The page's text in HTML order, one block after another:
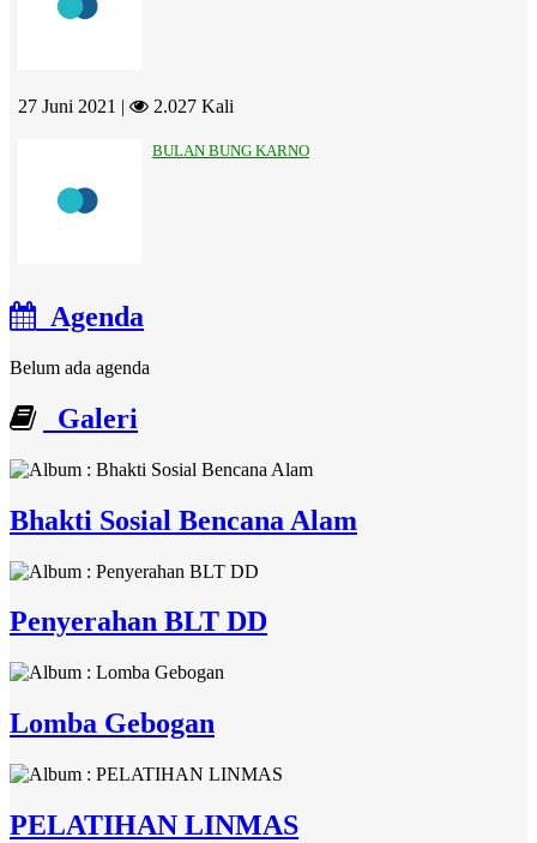
27 Juni 2021 | 2.027 Kali
BULAN BUNG KARNO
Agenda
Belum ada agenda
Galeri
Bhakti Sosial Bencana Alam
Penyerahan BLT DD
Lomba Gebogan
PELATIHAN LINMAS